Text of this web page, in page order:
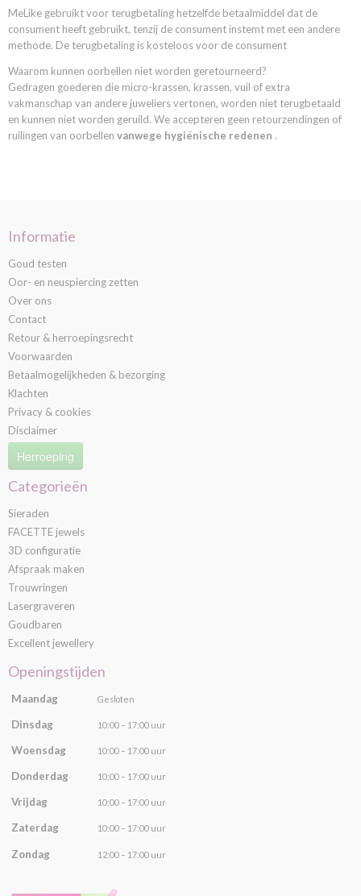
MeLike gebruikt voor terugbetaling hetzelfde betaalmiddel dat de
consument heeft gebruikt, tenzij de consument instemt met een andere
methode. De terugbetaling is kosteloos voor de consument
Waarom kunnen oorbellen niet worden geretourneerd?
Gedragen goederen die micro-krassen, krassen, vuil of extra
vakmanschap van andere juweliers vertonen, worden niet terugbetaald
en kunnen niet worden geruild. We accepteren geen retourzendingen of
ruilingen van oorbellen vanwege hygiënische redenen .
Informatie
Goud testen
Oor- en neuspiercing zetten
Over ons
Contact
Retour & herroepingsrecht
Voorwaarden
Betaalmogelijkheden & bezorging
Klachten
Privacy & cookies
Disclaimer
Herroeping
Categorieën
Sieraden
FACETTE jewels
3D configuratie
Afspraak maken
Trouwringen
Lasergraveren
Goudbaren
Excellent jewellery
Openingstijden
Maandag Gesloten
Dinsdag 10:00 – 17:00 uur
Woensdag 10:00 – 17:00 uur
Donderdag 10:00 – 17:00 uur
Vrijdag 10:00 – 17:00 uur
Zaterdag 10:00 – 17:00 uur
Zondag 12:00 – 17:00 uur